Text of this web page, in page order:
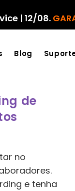
| 12/08.
Blog
de
no
e tenha